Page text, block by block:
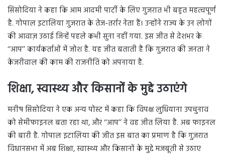
सिसोदिया ने कहा कि आम आदमी पार्टी के लिए गुजरात भी बहुत महत्वपूर्ण
है. गोपाल इटालिया गुजरात के तेज-तर्रार नेता हैं। उन्होंने राज्य के उन लोगों
की आवाज़ उठाई जिन्हें पहले कभी सुना नहीं गया. इस जीत से देशभर के
‘‘आप’’ कार्यकर्ताओं में जोश है. यह जीत बताती है कि गुजरात की जनता ने
केजरीवाल की काम की राजनीति को अपनाया है.
शिक्षा, स्वास्थ्य और किसानों के मुद्दे उठाएंगे
मनीष सिसोदिया ने एक अन्य पोस्ट में कहा कि विपक्ष लुधियाना उपचुनाव
को सेमीफाइनल बता रहा था, और ‘‘आप’’ ने वह जीत लिया है. अब फाइनल
की बारी है. गोपाल इटालिया की जीत इस बात का प्रमाण है कि गुजरात
विधानसभा में अब शिक्षा, स्वास्थ्य और किसानों के मुद्दे मजबूती से उठाए